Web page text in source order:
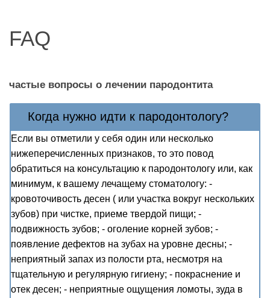
FAQ
частые вопросы о лечении пародонтита
Когда нужно идти к пародонтологу?
Если вы отметили у себя один или несколько
нижеперечисленных признаков, то это повод
обратиться на консультацию к пародонтологу или, как
минимум, к вашему лечащему стоматологу: -
кровоточивость десен ( или участка вокруг нескольких
зубов) при чистке, приеме твердой пищи; -
подвижность зубов; - оголение корней зубов; -
появление дефектов на зубах на уровне десны; -
неприятный запах из полости рта, несмотря на
тщательную и регулярную гигиену; - покраснение и
отек десен; - неприятные ощущения ломоты, зуда в